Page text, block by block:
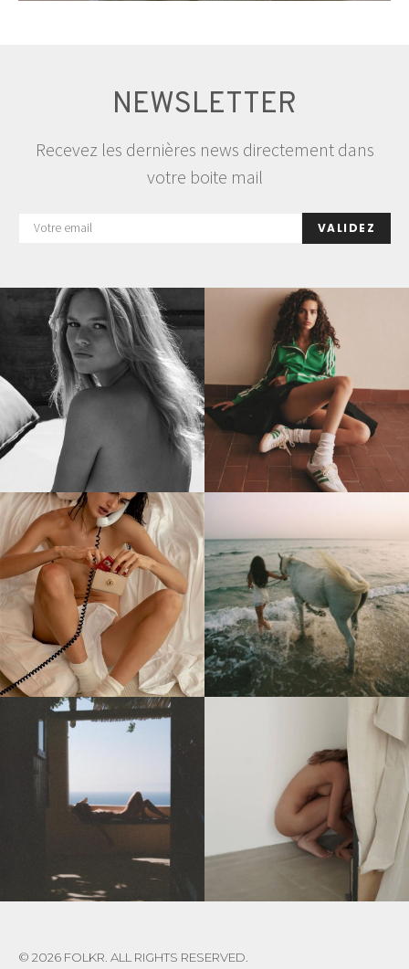
NEWSLETTER
Recevez les dernières news directement dans
votre boite mail
VALIDEZ
© 2026 FOLKR. ALL RIGHTS RESERVED.